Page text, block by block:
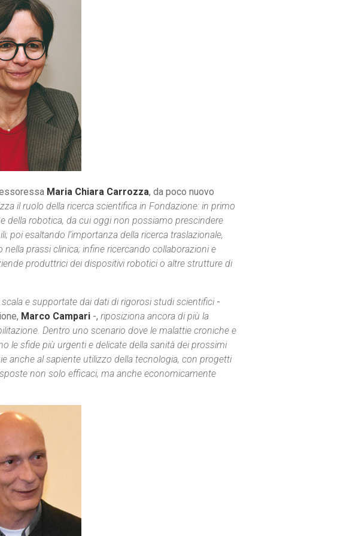
Maria Chiara Carrozza, da poco nuovo
il ruolo della ricerca scientifica in Fondazione: in primo
della robotica, da cui oggi non possiamo prescindere
poi esaltando l’importanza della ricerca traslazionale,
prassi clinica; infine ricercando collaborazioni e
produttrici dei dispositivi robotici o altre strutture di
scala e supportate dai dati di rigorosi studi scientifici-
Marco Campari -, riposiziona ancora di più la
Dentro uno scenario dove le malattie croniche e
le sfide più urgenti e delicate della sanità dei prossimi
anche al sapiente utilizzo della tecnologia, con progetti
non solo efficaci, ma anche economicamente